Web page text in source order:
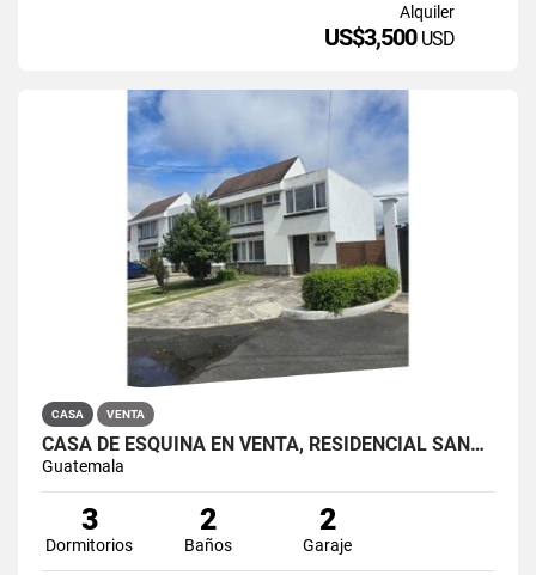
Alquiler
US$3,500 USD
CASA VENTA
CASA DE ESQUINA EN VENTA, RESIDENCIAL SANTA CRUZ DEL VALLE
Guatemala
3
Dormitorios
2
Baños
2
Garaje